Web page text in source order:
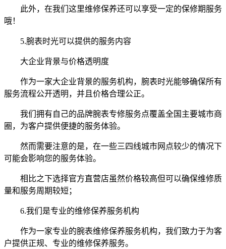
此外，在我们这里维修保养还可以享受一定的保修期服务
哦！
5.腕表时光可以提供的服务内容
大企业背景与价格透明度
作为一家大企业背景的服务机构，腕表时光能够确保所有
服务流程公开透明，并且价格合理公正。
我们拥有自己的品牌腕表专修服务点覆盖全国主要城市商
圈，为客户提供便捷的服务体验。
然而需要注意的是，在一些三四线城市网点较少的情况下
可能会影响您的服务体验。
相比之下选择官方直营店虽然价格较高但可以确保维修质
量和服务周期较短；
6.我们是专业的维修保养服务机构
作为一家专业的腕表维修保养服务机构，我们致力于为客
户提供正规、专业的维修保养服务。